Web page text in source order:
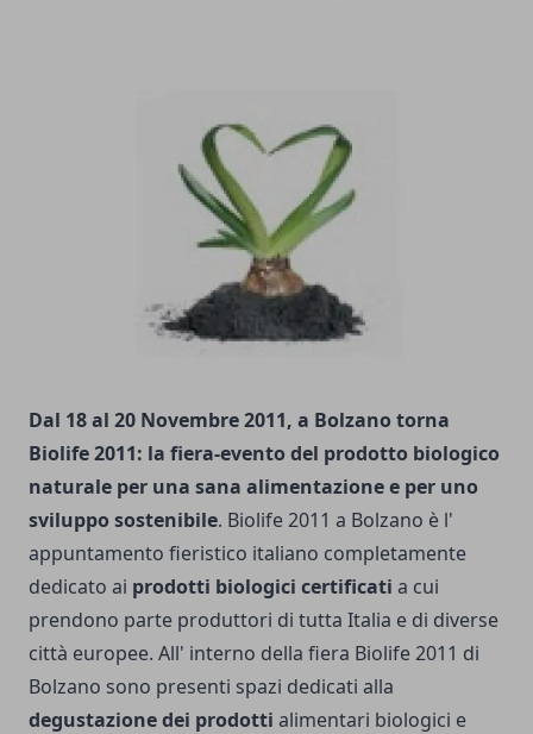
Dal 18 al 20 Novembre 2011, a Bolzano torna
Biolife 2011: la fiera-evento del prodotto biologico
naturale per una sana alimentazione e per uno
sviluppo sostenibile. Biolife 2011 a Bolzano è l'
appuntamento fieristico italiano completamente
dedicato ai prodotti biologici certificati a cui
prendono parte produttori di tutta Italia e di diverse
città europee. All' interno della fiera Biolife 2011 di
Bolzano sono presenti spazi dedicati alla
degustazione dei prodotti alimentari biologici e